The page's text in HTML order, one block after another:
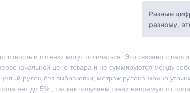
Разные
разному,
и оттенки могут отличаться. Это связано с
цене товара и не суммируются между
рулон без выбраковки; метраж рулона можно
до 5% , так как получаем ткани напрямую от